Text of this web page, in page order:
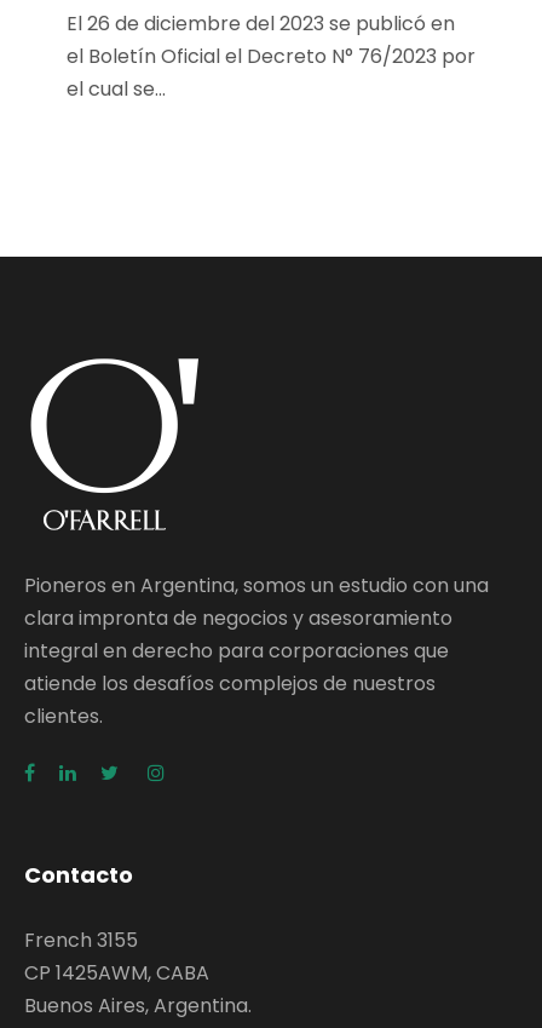
El 26 de diciembre del 2023 se publicó en
el Boletín Oficial el Decreto N° 76/2023 por
el cual se...
Pioneros en Argentina, somos un estudio con una
clara impronta de negocios y asesoramiento
integral en derecho para corporaciones que
atiende los desafíos complejos de nuestros
clientes.
Contacto
French 3155
CP 1425AWM, CABA
Buenos Aires, Argentina.